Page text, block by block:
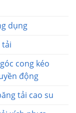
dụng
tải
cong kéo
động
tải cao su